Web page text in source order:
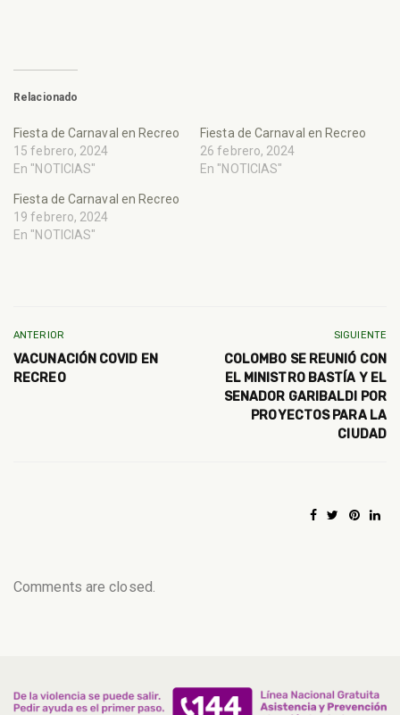
Relacionado
Fiesta de Carnaval en Recreo
15 febrero, 2024
En "NOTICIAS"
Fiesta de Carnaval en Recreo
26 febrero, 2024
En "NOTICIAS"
Fiesta de Carnaval en Recreo
19 febrero, 2024
En "NOTICIAS"
ANTERIOR
VACUNACIÓN COVID EN
RECREO
SIGUIENTE
COLOMBO SE REUNIÓ CON
EL MINISTRO BASTÍA Y EL
SENADOR GARIBALDI POR
PROYECTOS PARA LA
CIUDAD
Comments are closed.